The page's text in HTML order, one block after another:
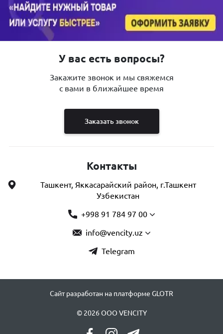
У вас есть вопросы?
Закажите звонок и мы свяжемся
с вами в ближайшее время
Заказать звонок
Контакты
Ташкент, Яккасарайский район, г.Ташкент
Узбекистан
+998 91 784 97 00
info@vencity.uz
Telegram
Сайт разработан на платформе GLOTR
© 2026 OOO VENCITY